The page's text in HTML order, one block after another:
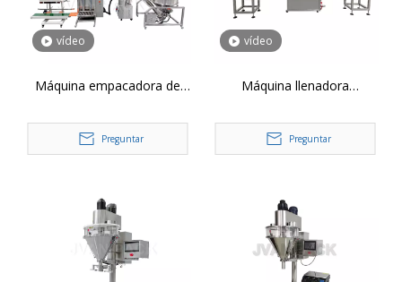
vídeo
Máquina empacadora de
automática DF-A de 5-25 kg
Preguntar
vídeo
Máquina llenadora
polvo de doble cabezal DF-A
Preguntar